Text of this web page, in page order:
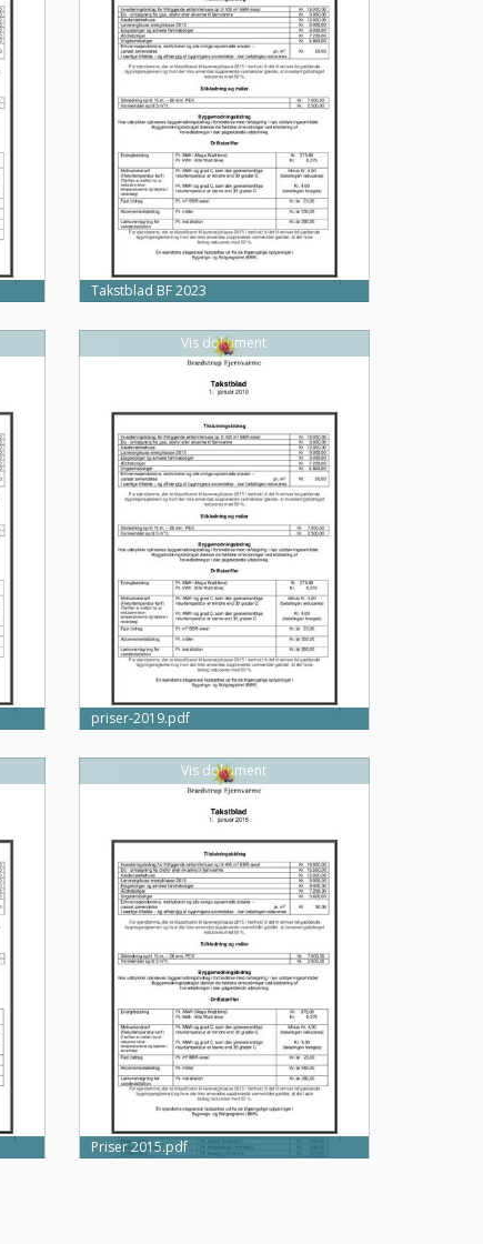
Takstblad BF 2023
Vis dokument
priser-2019.pdf
Vis dokument
Priser 2015.pdf